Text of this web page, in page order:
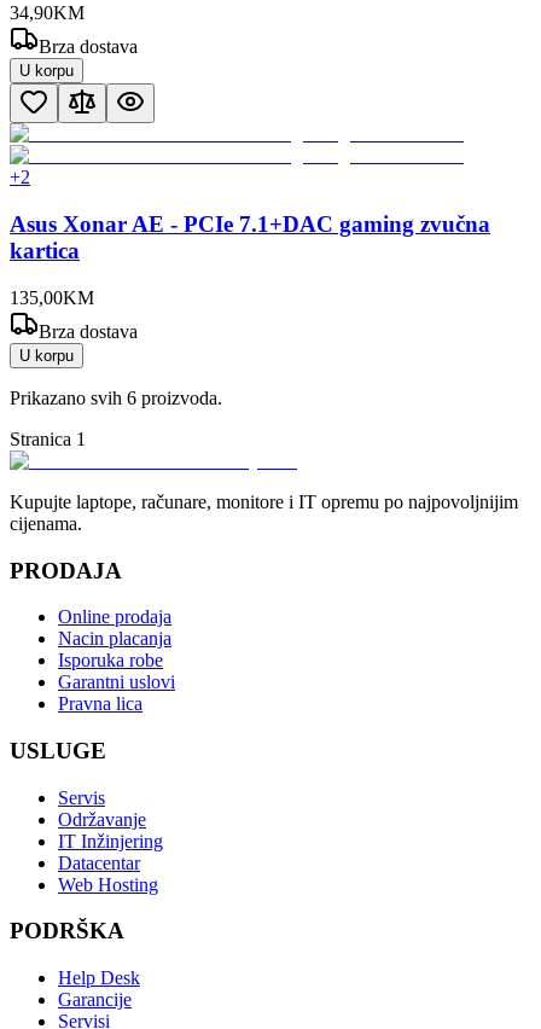
34,90KM
Brza dostava
U korpu
+2
Asus Xonar AE - PCIe 7.1+DAC gaming zvučna
kartica
135,00KM
Brza dostava
U korpu
Prikazano svih 6 proizvoda.
Stranica 1
Kupujte laptope, računare, monitore i IT opremu po najpovoljnijim
cijenama.
PRODAJA
Online prodaja
Nacin placanja
Isporuka robe
Garantni uslovi
Pravna lica
USLUGE
Servis
Održavanje
IT Inžinjering
Datacentar
Web Hosting
PODRŠKA
Help Desk
Garancije
Servisi